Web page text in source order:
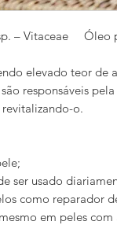
– Vitaceae Óleo
elevado teor de
responsáveis
o.
ser usado
como reparador
em peles com